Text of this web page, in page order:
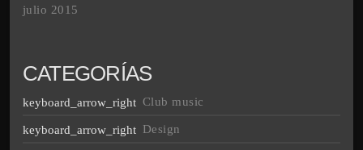
julio 2015
CATEGORÍAS
Club music
Design